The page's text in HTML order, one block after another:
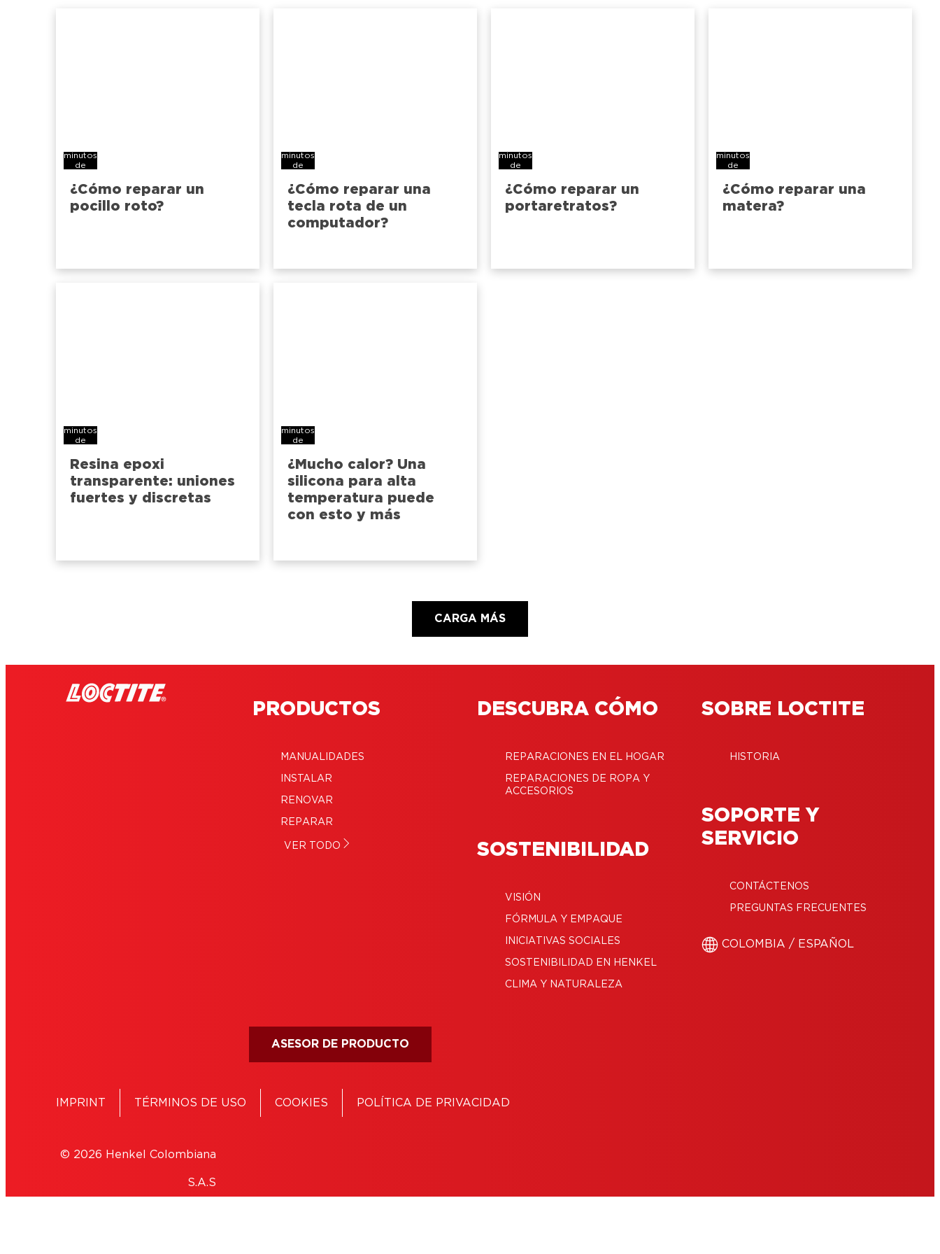
minutos
de
¿Cómo reparar un
pocillo roto?
minutos
de
¿Cómo reparar una
tecla rota de un
computador?
minutos
de
¿Cómo reparar un
portaretratos?
minutos
de
¿Cómo reparar una
matera?
minutos
de
Resina epoxi
transparente: uniones
fuertes y discretas
minutos
de
¿Mucho calor? Una
silicona para alta
temperatura puede
con esto y más
CARGA MÁS
PRODUCTOS
MANUALIDADES
INSTALAR
RENOVAR
REPARAR
VER TODO
DESCUBRA CÓMO
REPARACIONES EN EL HOGAR
REPARACIONES DE ROPA Y
ACCESORIOS
SOSTENIBILIDAD
VISIÓN
FÓRMULA Y EMPAQUE
INICIATIVAS SOCIALES
SOSTENIBILIDAD EN HENKEL
CLIMA Y NATURALEZA
SOBRE LOCTITE
HISTORIA
SOPORTE Y
SERVICIO
CONTÁCTENOS
PREGUNTAS FRECUENTES
COLOMBIA / ESPAÑOL
ASESOR DE PRODUCTO
IMPRINT TÉRMINOS DE USO COOKIES POLÍTICA DE PRIVACIDAD
© 2026 Henkel Colombiana
S.A.S